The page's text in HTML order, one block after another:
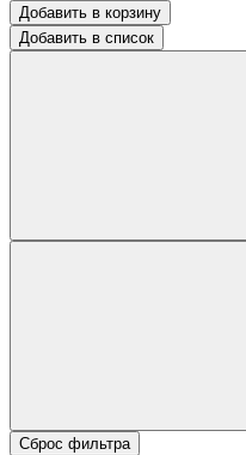
Добавить в корзину
Добавить в список
Сброс фильтра